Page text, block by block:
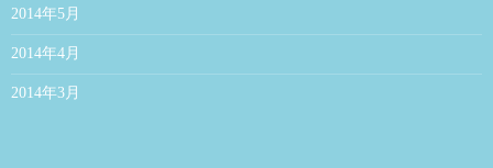
2014年5月
2014年4月
2014年3月